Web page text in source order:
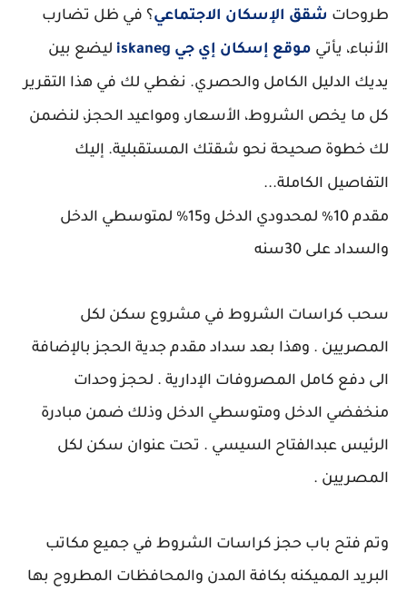
طروحات شقق الإسكان الاجتماعي؟ في ظل تضارب
الأنباء، يأتي موقع إسكان إي جي iskaneg ليضع بين
يديك الدليل الكامل والحصري. نغطي لك في هذا التقرير
كل ما يخص الشروط، الأسعار، ومواعيد الحجز، لنضمن
لك خطوة صحيحة نحو شقتك المستقبلية. إليك
التفاصيل الكاملة...
مقدم 10٪ لمحدودي الدخل و15% لمتوسطي الدخل
والسداد على 30سنه
سحب كراسات الشروط في مشروع سكن لكل
المصريين . وهذا بعد سداد مقدم جدية الحجز بالإضافة
الى دفع كامل المصروفات الإدارية . لحجز وحدات
منخفضي الدخل ومتوسطي الدخل وذلك ضمن مبادرة
الرئيس عبدالفتاح السيسي . تحت عنوان سكن لكل
المصريين .
وتم فتح باب حجز كراسات الشروط في جميع مكاتب
البريد المميكنه بكافة المدن والمحافظات المطروح بها